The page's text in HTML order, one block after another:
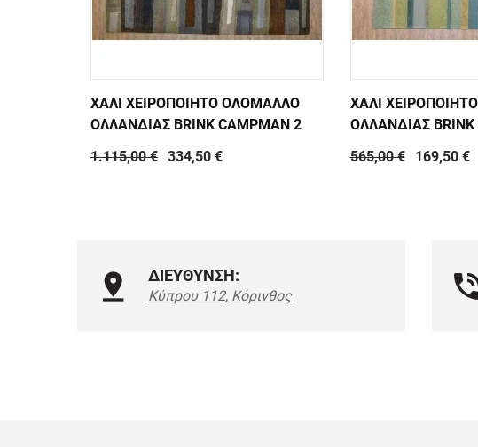
ΧΑΛΙ ΧΕΙΡΟΠΟΙΗΤΟ ΟΛΟΜΑΛΛΟ
ΟΛΛΑΝΔΙΑΣ BRINK CAMPMAN 2
1.115,00 € 334,50 €
ΧΑΛΙ
ΟΛΛΑΝΔΙΑΣ BRINK
565,00 €
169,50 €
ΔΙΕΥΘΥΝΣΗ:
Κύπρου 112, Κόρινθος